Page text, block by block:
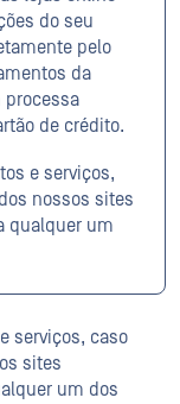
do seu
pelo
da
processa
de crédito.
e serviços,
nossos sites
qualquer um
serviços, caso
sites
um dos